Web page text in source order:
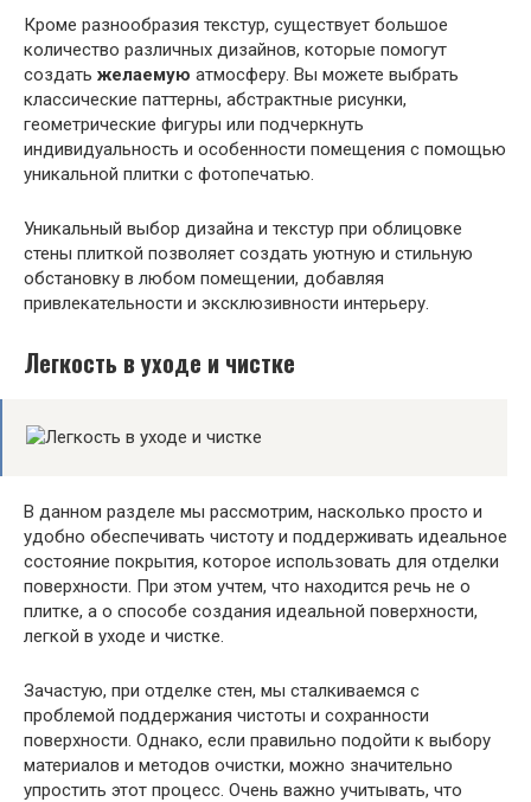
Кроме разнообразия текстур, существует большое
количество различных дизайнов, которые помогут
создать желаемую атмосферу. Вы можете выбрать
классические паттерны, абстрактные рисунки,
геометрические фигуры или подчеркнуть
индивидуальность и особенности помещения с помощью
уникальной плитки с фотопечатью.
Уникальный выбор дизайна и текстур при облицовке
стены плиткой позволяет создать уютную и стильную
обстановку в любом помещении, добавляя
привлекательности и эксклюзивности интерьеру.
Легкость в уходе и чистке
В данном разделе мы рассмотрим, насколько просто и
удобно обеспечивать чистоту и поддерживать идеальное
состояние покрытия, которое использовать для отделки
поверхности. При этом учтем, что находится речь не о
плитке, а о способе создания идеальной поверхности,
легкой в уходе и чистке.
Зачастую, при отделке стен, мы сталкиваемся с
проблемой поддержания чистоты и сохранности
поверхности. Однако, если правильно подойти к выбору
материалов и методов очистки, можно значительно
упростить этот процесс. Очень важно учитывать, что